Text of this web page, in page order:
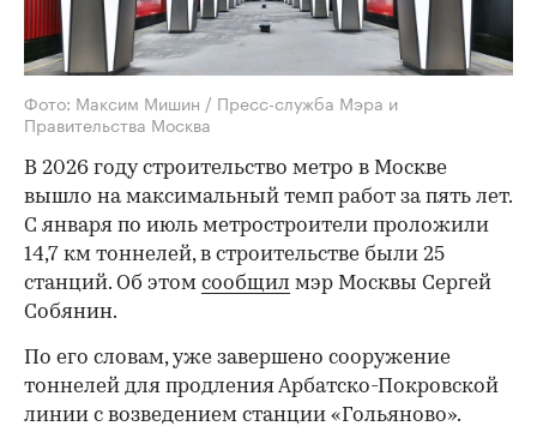
Фото: Максим Мишин / Пресс-служба Мэра и
Правительства Москва
В 2026 году строительство метро в Москве
вышло на максимальный темп работ за пять лет.
С января по июль метростроители проложили
14,7 км тоннелей, в строительстве были 25
станций. Об этом сообщил мэр Москвы Сергей
Собянин.
По его словам, уже завершено сооружение
тоннелей для продления Арбатско-Покровской
линии с возведением станции «Гольяново».